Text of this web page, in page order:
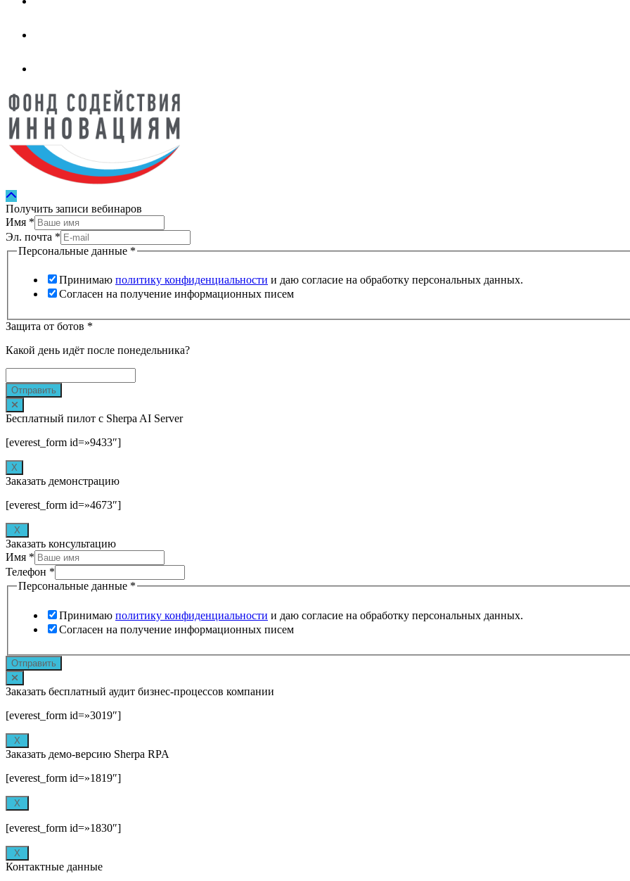
Получить записи вебинаров
Имя *
Эл. почта *
Персональные данные *
Принимаю политику конфиденциальности и даю согласие на обработку персональных данных.
Согласен на получение информационных писем
Защита от ботов *
Какой день идёт после понедельника?
Отправить
Бесплатный пилот с Sherpa AI Server
[everest_form id=»9433″]
Х
Заказать демонстрацию
[everest_form id=»4673″]
X
Заказать консультацию
Имя *
Телефон *
Персональные данные *
Принимаю политику конфиденциальности и даю согласие на обработку персональных данных.
Согласен на получение информационных писем
Отправить
Заказать бесплатный аудит бизнес-процессов компании
[everest_form id=»3019″]
X
Заказать демо-версию Sherpa RPA
[everest_form id=»1819″]
X
[everest_form id=»1830″]
X
Контактные данные